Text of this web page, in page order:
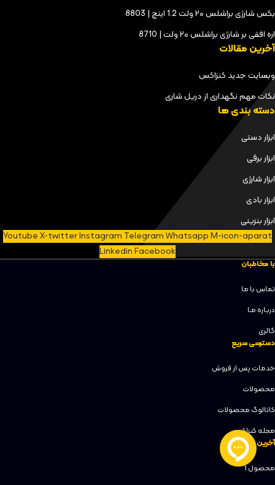
بکس شارژی براشلس ۲۰ ولت 1.2 اینچ | 8803
اره افقی بر شارژی براشلس ۲۰ ولت | 8710
آخرین مقالات
وبسایت جدید کنزاکس
نکات مهم نگهداری از دریل شاری
دسته بندی ها
ابزار دستی
ابزار برقی
ابزار شارژی
ابزار بادی
ابزار بنزینی
YoutubeX-twitterInstagram TelegramWhatsappM-icon-aparat
LinkedinFacebook
با مخاطبان
تماس با ما
دربـاره مـا
گالری
دسترسی سریع
خدمات پس از فروش
محصولات
کاتالوگ محصولات
مجله کنزاکس
آخرین محصولات
محصول 1